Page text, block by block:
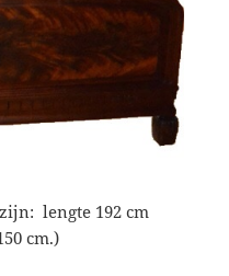
lengte 192 cm
cm.)